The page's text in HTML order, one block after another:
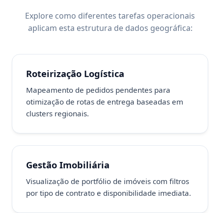
Explore como diferentes tarefas operacionais
aplicam esta estrutura de dados geográfica:
Roteirização Logística
Mapeamento de pedidos pendentes para
otimização de rotas de entrega baseadas em
clusters regionais.
Gestão Imobiliária
Visualização de portfólio de imóveis com filtros
por tipo de contrato e disponibilidade imediata.